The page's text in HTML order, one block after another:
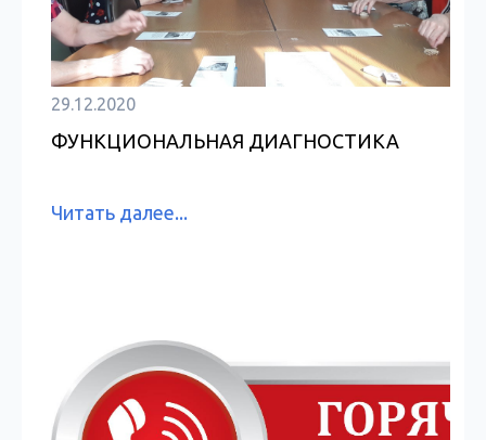
29.12.2020
ФУНКЦИОНАЛЬНАЯ ДИАГНОСТИКА
Читать далее...